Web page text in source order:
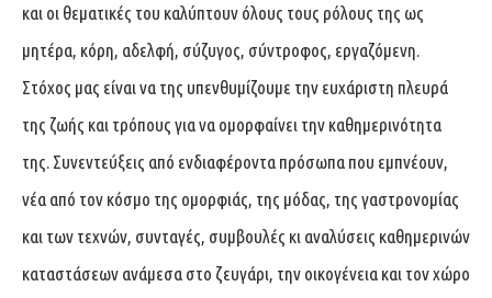
και οι θεματικές του καλύπτουν όλους τους ρόλους της ως
μητέρα, κόρη, αδελφή, σύζυγος, σύντροφος, εργαζόμενη.
Στόχος μας είναι να της υπενθυμίζουμε την ευχάριστη πλευρά
της ζωής και τρόπους για να ομορφαίνει την καθημερινότητα
της. Συνεντεύξεις από ενδιαφέροντα πρόσωπα που εμπνέουν,
νέα από τον κόσμο της ομορφιάς, της μόδας, της γαστρονομίας
και των τεχνών, συνταγές, συμβουλές κι αναλύσεις καθημερινών
καταστάσεων ανάμεσα στο ζευγάρι, την οικογένεια και τον χώρο